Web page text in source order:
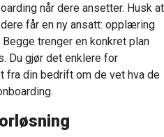
når dere ansetter. Husk at
får en ny ansatt: opplæring
trenger en konkret plan
Du gjør det enklere for
fra din bedrift om de vet hva de